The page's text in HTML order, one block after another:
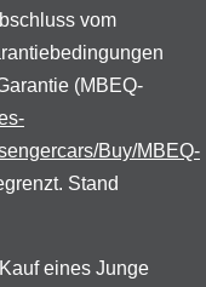
vom
(MBEQ-
Buy/MBEQ-
Stand
eines Junge